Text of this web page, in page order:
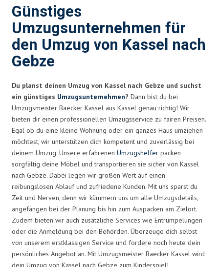
Günstiges
Umzugsunternehmen für
den Umzug von Kassel nach
Gebze
Du planst deinen Umzug von Kassel nach Gebze und suchst
ein günstiges Umzugsunternehmen? Dann bist du bei
Umzugsmeister Baecker Kassel aus Kassel genau richtig! Wir
bieten dir einen professionellen Umzugsservice zu fairen Preisen.
Egal ob du eine kleine Wohnung oder ein ganzes Haus umziehen
möchtest, wir unterstützen dich kompetent und zuverlässig bei
deinem Umzug. Unsere erfahrenen Umzugshelfer packen
sorgfältig deine Möbel und transportieren sie sicher von Kassel
nach Gebze. Dabei legen wir großen Wert auf einen
reibungslosen Ablauf und zufriedene Kunden. Mit uns sparst du
Zeit und Nerven, denn wir kümmern uns um alle Umzugsdetails,
angefangen bei der Planung bis hin zum Auspacken am Zielort.
Zudem bieten wir auch zusätzliche Services wie Entrümpelungen
oder die Anmeldung bei den Behörden. Überzeuge dich selbst
von unserem erstklassigen Service und fordere noch heute dein
persönliches Angebot an. Mit Umzugsmeister Baecker Kassel wird
dein Umzug von Kassel nach Gebze zum Kinderspiel!